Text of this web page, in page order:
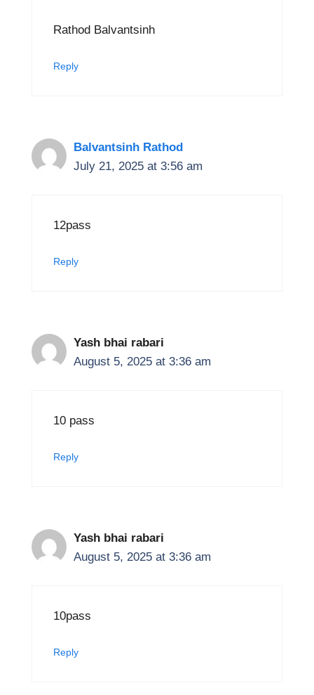
Rathod Balvantsinh
Reply
Balvantsinh Rathod
July 21, 2025 at 3:56 am
12pass
Reply
Yash bhai rabari
August 5, 2025 at 3:36 am
10 pass
Reply
Yash bhai rabari
August 5, 2025 at 3:36 am
10pass
Reply